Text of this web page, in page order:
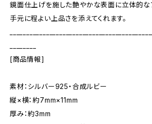
鏡面仕上げを施した艶やかな表面に立体的な
手元に程よい上品さを添えてくれます。
[商品情報]
素材：シルバー925・合成ルビー
縦×横：約7mm×11mm
厚み：約3mm